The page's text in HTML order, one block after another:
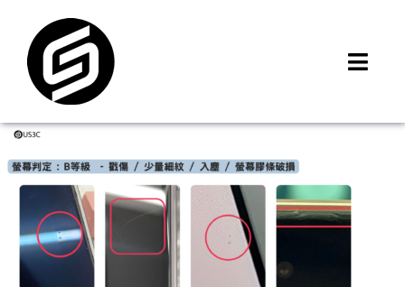
content
iMCheck APP
iPhone 回收價
線上商城